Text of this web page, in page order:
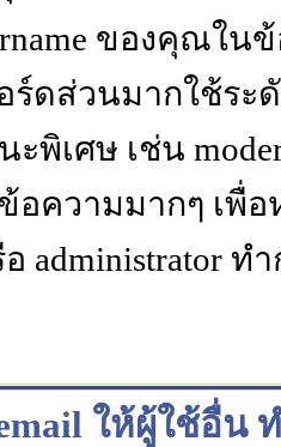
ของคุณใ
ดส่วนมากใช้ร
ะพิเศษ เช่น
ความมากๆ เพื่
อ administrator
ให้ผู้ใช้อื่น